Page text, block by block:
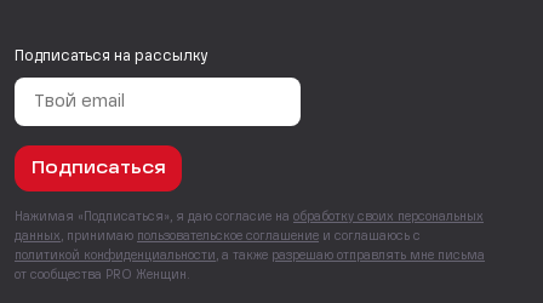
Подписаться на рассылку
Подписаться
Нажимая «Подписаться», я даю согласие на обработку своих персональных
данных , принимаю пользовательское соглашение и соглашаюсь с
политикой конфиденциальности , а также разрешаю отправлять мне письма
от сообщества PRO Женщин.